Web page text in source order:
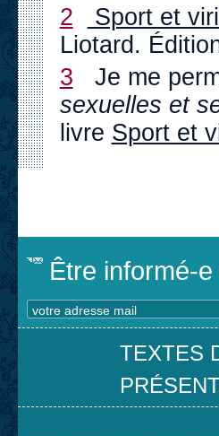
2
Sport et
Liotard.
3
Je me
sexuelles et
livre Sport et
Être informé-
TEXTES